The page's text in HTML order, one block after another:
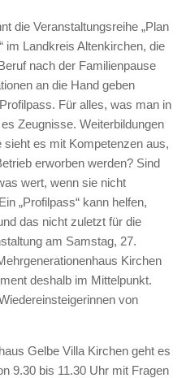
die Veranstaltungsreihe „Plan
im Landkreis Altenkirchen, die
nach der Familienpause
an die Hand geben
Für alles, was man in
Zeugnisse. Weiterbildungen
es mit Kompetenzen aus,
erworben werden? Sind
wert, wenn sie nicht
„Profilpass“ kann helfen,
das nicht zuletzt für die
am Samstag, 27.
Kirchen
deshalb im Mittelpunkt.
von
Gelbe Villa Kirchen geht es
9.30 bis 11.30 Uhr mit Fragen